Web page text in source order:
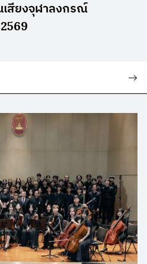
เสียงจุฬาลงกรณ์